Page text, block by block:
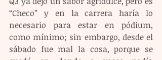
“Checo” y en la carrera haría lo
necesario para estar en pódium,
como mínimo; sin embargo, desde el
sábado fue mal la cosa, porque se